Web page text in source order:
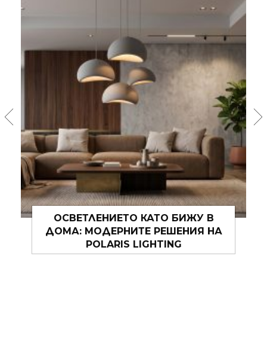
5 АУТФИТ ФОРМУЛИ ЗА A TO JAZZ
FESTIVAL